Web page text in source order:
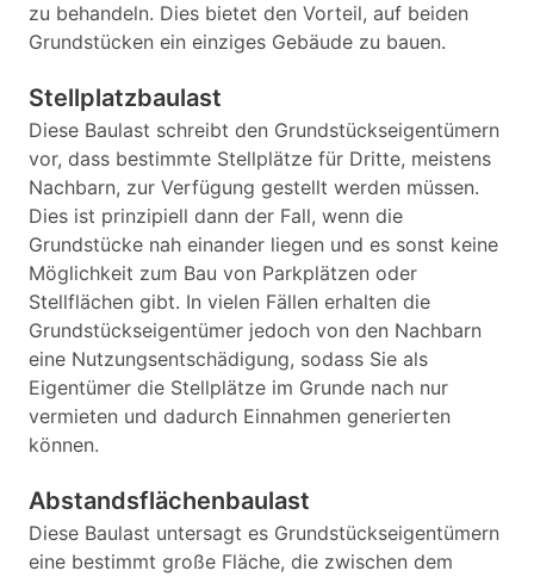
zu behandeln. Dies bietet den Vorteil, auf beiden
Grundstücken ein einziges Gebäude zu bauen.
Stellplatzbaulast
Diese Baulast schreibt den Grundstückseigentümern
vor, dass bestimmte Stellplätze für Dritte, meistens
Nachbarn, zur Verfügung gestellt werden müssen.
Dies ist prinzipiell dann der Fall, wenn die
Grundstücke nah einander liegen und es sonst keine
Möglichkeit zum Bau von Parkplätzen oder
Stellflächen gibt. In vielen Fällen erhalten die
Grundstückseigentümer jedoch von den Nachbarn
eine Nutzungsentschädigung, sodass Sie als
Eigentümer die Stellplätze im Grunde nach nur
vermieten und dadurch Einnahmen generierten
können.
Abstandsflächenbaulast
Diese Baulast untersagt es Grundstückseigentümern
eine bestimmt große Fläche, die zwischen dem